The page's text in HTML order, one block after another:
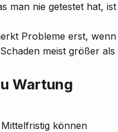
man nie getestet hat, ist
Probleme erst, wenn
meist größer als
Wartung
können